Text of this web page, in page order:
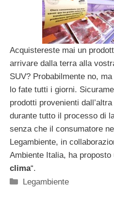
Acquistereste mai un
arrivare dalla terra alla
SUV? Probabilmente no,
lo fate tutti i giorni.
prodotti provenienti
durante tutto il processo di
senza che il consumatore
Legambiente, in
Ambiente Italia, ha proposto
clima“.
Categorie
Legambiente